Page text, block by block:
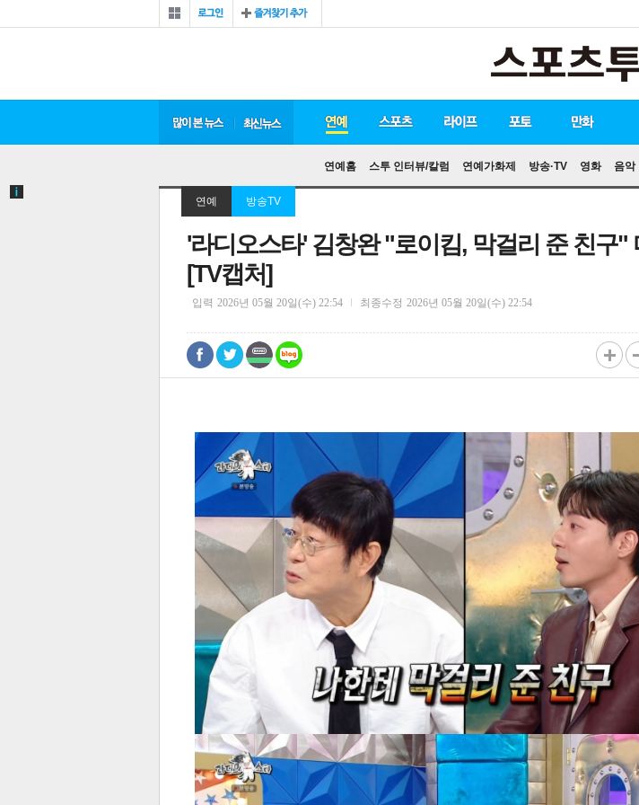
로그 즐겨찾기
많이 본 뉴스 최신 뉴스 연예
연예홈 스투 인터뷰/칼럼 연예가화제 방송·TV 영화 음악
스포츠 라이프 포토
연예 방송TV
'라디오스타' 김창완 "로이킴, 막걸리 준 친구"
[TV캡처]
입력 2026년 05월 20일(수) 22:54 최종수정 2026년 05월 20일(수) 22:54
페이 트위 밴드 네이
댓글
0
텍스 텍